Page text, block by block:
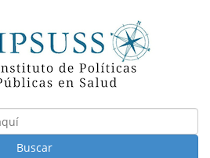
Buscar